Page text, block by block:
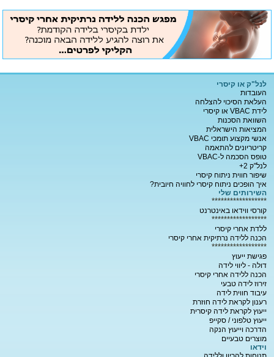
לנל"ק או קיסרי
העובדות
העלאת הסיכוי להצלחה
לידת VBAC או קיסרי
השוואת הסכנות
המציאות הישראלית
אנשי מקצוע תומכי VBAC
קריטריונים להתאמה
טופס הסכמה ל-VBAC
לנל"ק 2+
שיפור חווית ניתוח קיסרי
איך הופכים ניתוח קיסרי לחוויה חיובית?
השירותים שלי
******************
קורסי ווידאו באינטרנט
******************
ללדת אחרי קיסרי
הכנה ללידה נרתיקית אחרי קיסרי
******************
פגישת ייעוץ
דולה - ליווי לידה
הכנה ללידה אחרי קיסרי
זירוז לידה טבעי
עיבוד חווית לידה
רענון לקראת לידה חוזרת
ייעוץ לקראת לידה קיסרית
ייעוץ טלפוני / סקייפ
הדרכה וייעוץ הנקה
מוצרים טבעיים
וידאו